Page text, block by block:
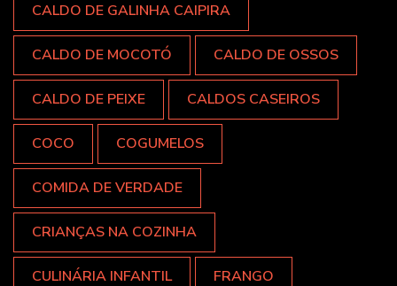
CALDO DE GALINHA CAIPIRA
CALDO DE MOCOTÓ CALDO DE OSSOS
CALDO DE PEIXE CALDOS CASEIROS
COCO COGUMELOS
COMIDA DE VERDADE
CRIANÇAS NA COZINHA
CULINÁRIA INFANTIL FRANGO